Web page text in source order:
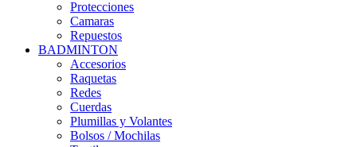
Protecciones
Camaras
Repuestos
BADMINTON
Accesorios
Raquetas
Redes
Cuerdas
Plumillas y Volantes
Bolsos / Mochilas